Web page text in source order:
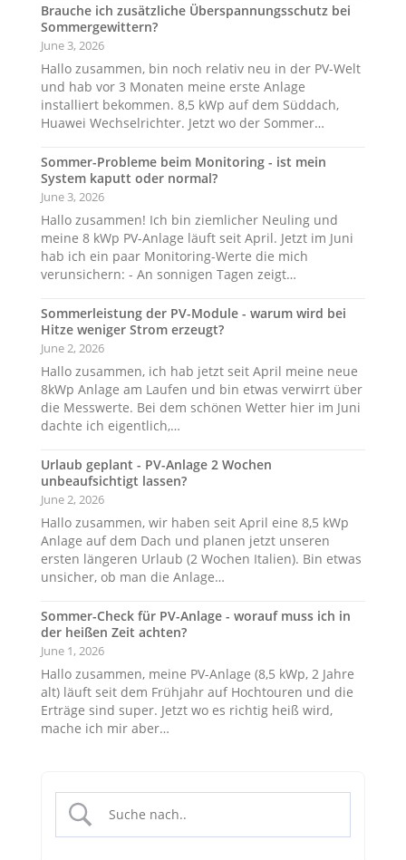
Brauche ich zusätzliche Überspannungsschutz bei
Sommergewittern?
June 3, 2026
Hallo zusammen, bin noch relativ neu in der PV-Welt
und hab vor 3 Monaten meine erste Anlage
installiert bekommen. 8,5 kWp auf dem Süddach,
Huawei Wechselrichter. Jetzt wo der Sommer…
Sommer-Probleme beim Monitoring - ist mein
System kaputt oder normal?
June 3, 2026
Hallo zusammen! Ich bin ziemlicher Neuling und
meine 8 kWp PV-Anlage läuft seit April. Jetzt im Juni
hab ich ein paar Monitoring-Werte die mich
verunsichern: - An sonnigen Tagen zeigt…
Sommerleistung der PV-Module - warum wird bei
Hitze weniger Strom erzeugt?
June 2, 2026
Hallo zusammen, ich hab jetzt seit April meine neue
8kWp Anlage am Laufen und bin etwas verwirrt über
die Messwerte. Bei dem schönen Wetter hier im Juni
dachte ich eigentlich,…
Urlaub geplant - PV-Anlage 2 Wochen
unbeaufsichtigt lassen?
June 2, 2026
Hallo zusammen, wir haben seit April eine 8,5 kWp
Anlage auf dem Dach und planen jetzt unseren
ersten längeren Urlaub (2 Wochen Italien). Bin etwas
unsicher, ob man die Anlage…
Sommer-Check für PV-Anlage - worauf muss ich in
der heißen Zeit achten?
June 1, 2026
Hallo zusammen, meine PV-Anlage (8,5 kWp, 2 Jahre
alt) läuft seit dem Frühjahr auf Hochtouren und die
Erträge sind super. Jetzt wo es richtig heiß wird,
mache ich mir aber…